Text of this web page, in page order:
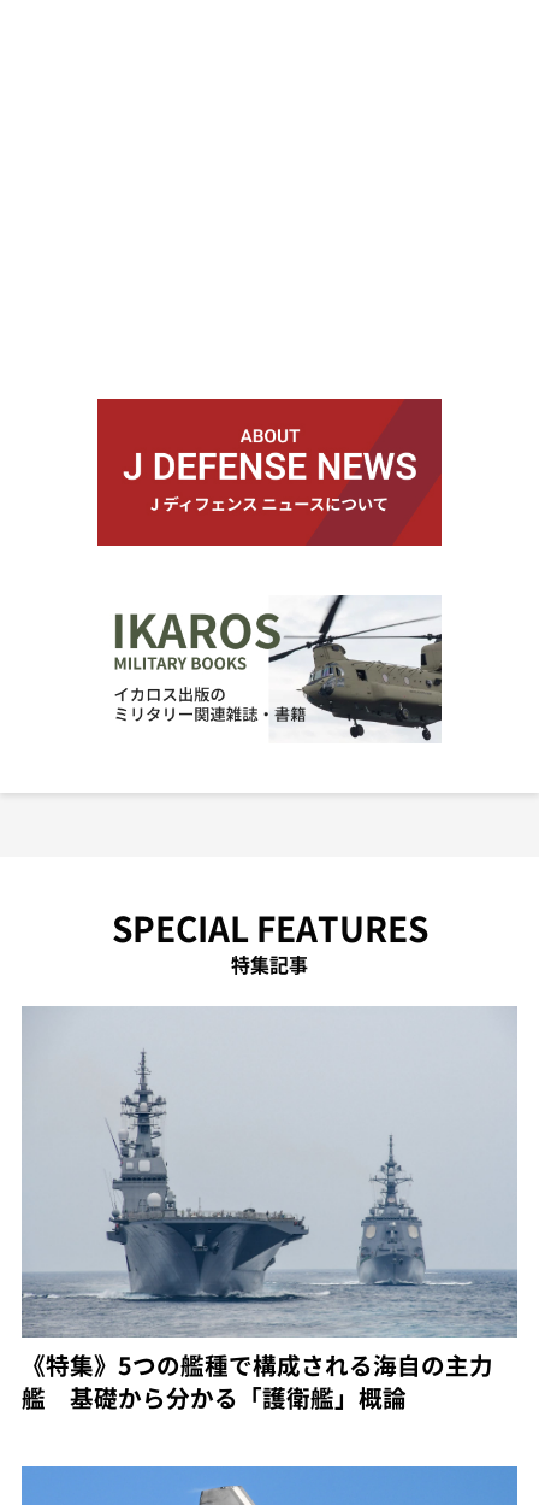
SPECIAL FEATURES
特集記事
《特集》5つの艦種で構成される海自の主力
艦 基礎から分かる「護衛艦」概論